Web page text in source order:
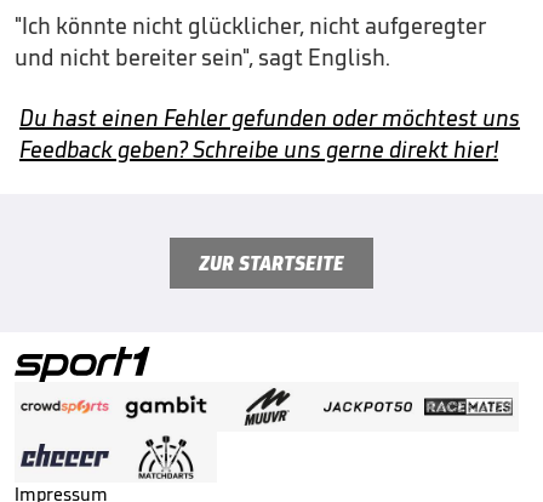
"Ich könnte nicht glücklicher, nicht aufgeregter
und nicht bereiter sein", sagt English.
Du hast einen Fehler gefunden oder möchtest uns
Feedback geben? Schreibe uns gerne direkt hier!
ZUR STARTSEITE
Impressum